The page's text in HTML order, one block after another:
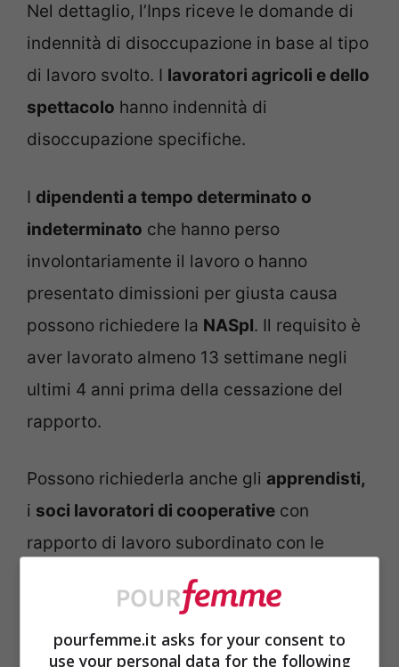
Nel dettaglio, l’Inps riceve le domande di
indennità di disoccupazione in base al tipo
di lavoro svolto. I lavoratori agricoli e dello
spettacolo hanno indennità di
disoccupazione specifiche.
I dipendenti a tempo determinato o
indeterminato che hanno perso
involontariamente il lavoro o hanno
presentato dimissioni per giusta causa
possono richiedere la NASpI. Il requisito è
aver lavorato almeno 13 settimane negli
ultimi 4 anni prima della cessazione del
rapporto.
Possono richiederla anche gli apprendisti,
i soci lavoratori di cooperative con
rapporto di lavoro subordinato con le
medesime cooperative,
con rapporto di lavoro
subordinato, dipendenti a tempo
pourfemme.it asks for your consent to
use your personal data for the following